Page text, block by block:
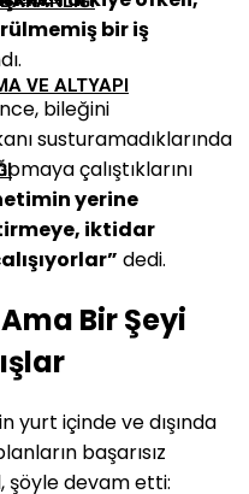
VE ALTYAPI
bir iş
bileğini
susturamadıklarında
çalıştıklarını
yerine
iktidar
dedi.
Bir Şeyi
yurt içinde ve dışında
başarısız
şöyle devam etti: